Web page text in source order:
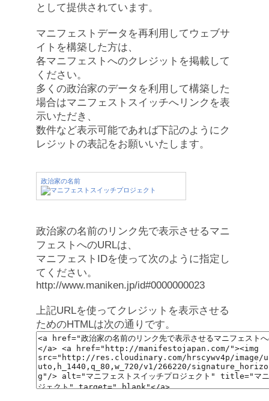
として提供されています。
マニフェストデータを再利用してウェブサ
イトを構築した方は、
各マニフェストへのクレジットを掲載して
ください。
多くの政治家のデータを利用して構築した
場合はマニフェストスイッチへリンクを表
示いただき、
数件など表示可能であれば下記のようにク
レジットの表記をお願いいたします。
政治家の名前
政治家の名前のリンク先で表示させるマニ
フェストへのURLは、
マニフェストIDを使って次のように指定し
てください。
http://www.maniken.jp/id#0000000023
上記URLを使ってクレジットを表示させる
ためのHTMLは次の通りです。